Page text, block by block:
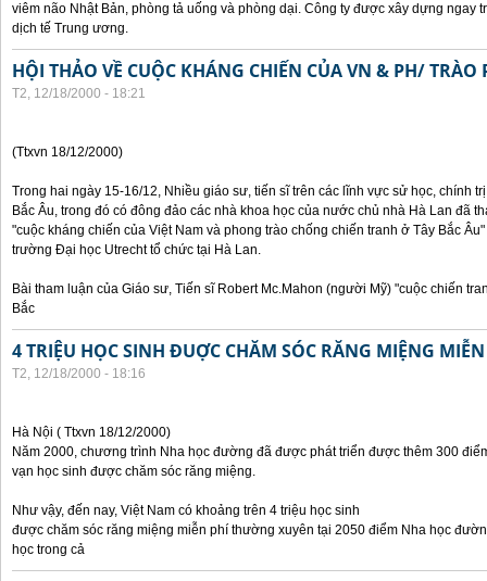
viêm não Nhật Bản, phòng tả uống và phòng dại. Công ty được xây dựng ngay
dịch tế Trung ương.
HỘI THẢO VỀ CUỘC KHÁNG CHIẾN CỦA VN & PH/ TRÀO
T2, 12/18/2000 - 18:21
(Ttxvn 18/12/2000)
Trong hai ngày 15-16/12, Nhiều giáo sư, tiến sĩ trên các lĩnh vực sử học, chính
Bắc Âu, trong đó có đông đảo các nhà khoa học của nước chủ nhà Hà Lan đã
"cuộc kháng chiến của Việt Nam và phong trào chống chiến tranh ở Tây Bắc
trường Đại học Utrecht tổ chức tại Hà Lan.
Bài tham luận của Giáo sư, Tiến sĩ Robert Mc.Mahon (người Mỹ) "cuộc chiến
Bắc
4 TRIỆU HỌC SINH ĐUỢC CHĂM SÓC RĂNG MIỆNG
T2, 12/18/2000 - 18:16
Hà Nội ( Ttxvn 18/12/2000)
Năm 2000, chương trình Nha học đường đã được phát triển được thêm 300
vạn học sinh được chăm sóc răng miệng.
Như vậy, đến nay, Việt Nam có khoảng trên 4 triệu học sinh
được chăm sóc răng miệng miễn phí thường xuyên tại 2050 điểm Nha học
học trong cả